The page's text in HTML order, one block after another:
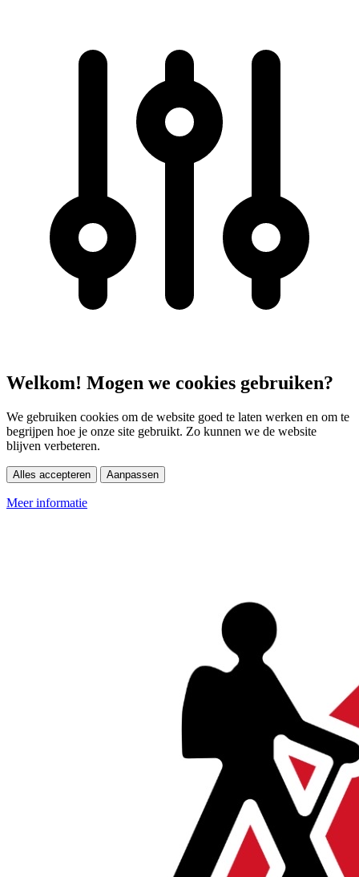
Welkom! Mogen we cookies gebruiken?
We gebruiken cookies om de website goed te laten werken en om te
begrijpen hoe je onze site gebruikt. Zo kunnen we de website
blijven verbeteren.
Alles accepteren Aanpassen
Meer informatie